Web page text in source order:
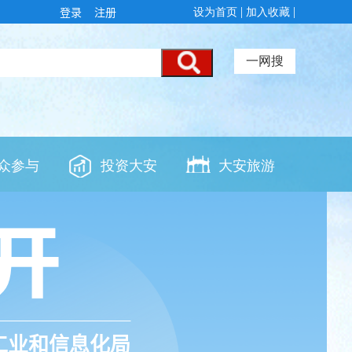
登录 注册
业和信息化局